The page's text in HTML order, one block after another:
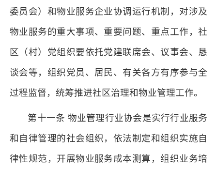
委员会）和物业服务企业协调运行机制，对涉及
物业服务的重大事项、重要问题、重点工作，社
区（村）党组织要依托党建联席会、议事会、恳
谈会等，组织党员、居民、有关各方有序参与全
过程监督，统筹推进社区治理和物业管理工作。
第十一条 物业管理行业协会是实行行业服务
和自律管理的社会组织，依法制定和组织实施自
律性规范，开展物业服务成本测算，组织业务培